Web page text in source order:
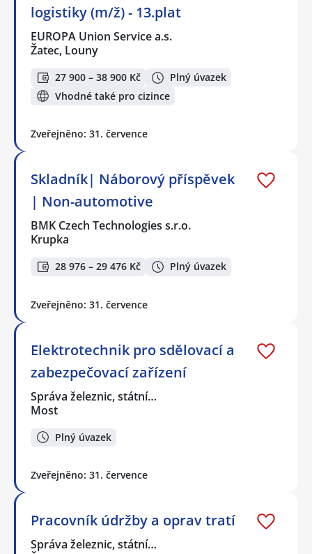
logistiky (m/ž) - 13.plat
EUROPA Union Service a.s.
Žatec, Louny
27 900 – 38 900 Kč
Plný úvazek
Vhodné také pro cizince
Zveřejněno: 31. července
Skladník| Náborový příspěvek
| Non-automotive
BMK Czech Technologies s.r.o.
Krupka
28 976 – 29 476 Kč Plný úvazek
Zveřejněno: 31. července
Elektrotechnik pro sdělovací a
zabezpečovací zařízení
Správa železnic, státní…
Most
Plný úvazek
Zveřejněno: 31. července
Pracovník údržby a oprav tratí
Správa železnic, státní…